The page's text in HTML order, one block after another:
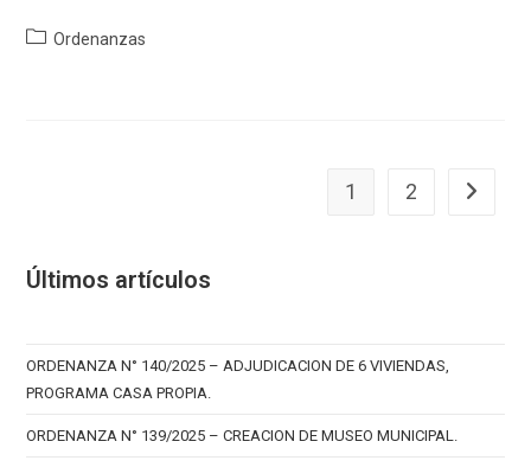
Categoría
Ordenanzas
1 2 Ir a la
Últimos artículos
ORDENANZA N° 140/2025 – ADJUDICACION DE 6 VIVIENDAS,
PROGRAMA CASA PROPIA.
ORDENANZA N° 139/2025 – CREACION DE MUSEO MUNICIPAL.